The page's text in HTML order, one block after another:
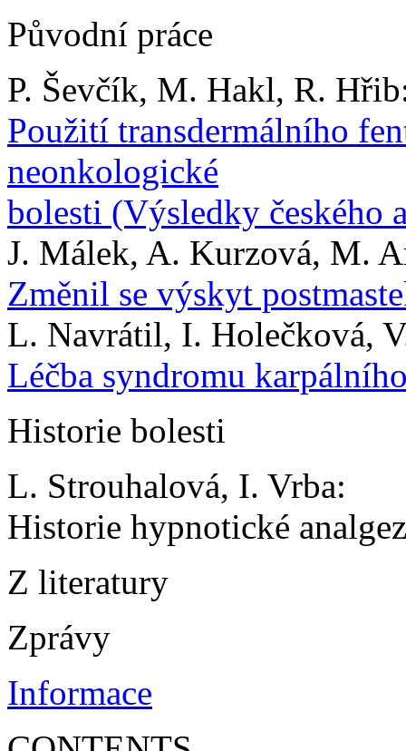
Původní práce
P. Ševčík, M. Hakl, R.
Použití transdermálního
neonkologické
bolesti (Výsledky českého
J. Málek, A. Kurzová, M.
Změnil se výskyt
L. Navrátil, I. Holečková,
Léčba syndromu
Historie bolesti
L. Strouhalová, I. Vrba:
Historie hypnotické
Z literatury
Zprávy
Informace